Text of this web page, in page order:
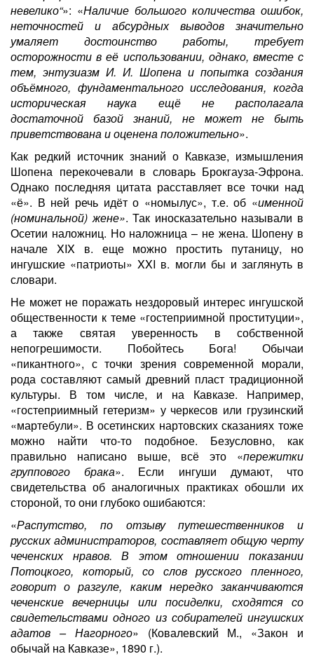
невелико“»: «Наличие большого количества ошибок,
неточностей и абсурдных выводов значительно
умаляет достоинство работы, требует
осторожности в её использовании, однако, вместе с
тем, энтузиазм И. И. Шопена и попытка создания
объёмного, фундаментального исследования, когда
историческая наука ещё не располагала
достаточной базой знаний, не может не быть
приветствована и оценена положительно».
Как редкий источник знаний о Кавказе, измышления
Шопена перекочевали в словарь Брокгауза-Эфрона.
Однако последняя цитата расставляет все точки над
«ё». В ней речь идёт о «номылус», т.е. об «именной
(номинальной) жене». Так иносказательно называли в
Осетии наложниц. Но наложница – не жена. Шопену в
начале XIX в. еще можно простить путаницу, но
ингушские «патриоты» XXI в. могли бы и заглянуть в
словари.
Не может не поражать нездоровый интерес ингушской
общественности к теме «гостеприимной проституции»,
а также святая уверенность в собственной
непогрешимости. Побойтесь Бога! Обычаи
«пикантного», с точки зрения современной морали,
рода составляют самый древний пласт традиционной
культуры. В том числе, и на Кавказе. Например,
«гостеприимный гетеризм» у черкесов или грузинский
«мартебули». В осетинских нартовских сказаниях тоже
можно найти что-то подобное. Безусловно, как
правильно написано выше, всё это «пережитки
группового брака». Если ингуши думают, что
свидетельства об аналогичных практиках обошли их
стороной, то они глубоко ошибаются:
«Распутство, по отзыву путешественников и
русских администраторов, составляет общую черту
чеченских нравов. В этом отношении показании
Потоцкого, который, со слов русского пленного,
говорит о разгуле, каким нередко заканчиваются
чеченские вечерницы или посиделки, сходятся со
свидетельствами одного из собирателей ингушских
адатов – Нагорного» (Ковалевский М., «Закон и
обычай на Кавказе», 1890 г.).